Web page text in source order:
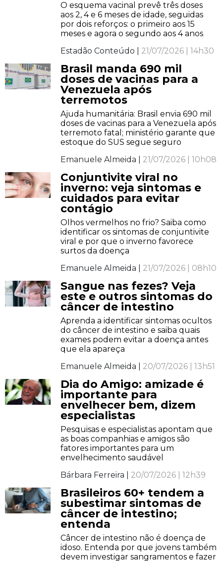
O esquema vacinal prevê três doses
aos 2, 4 e 6 meses de idade, seguidas
por dois reforços: o primeiro aos 15
meses e agora o segundo aos 4 anos
Estadão Conteúdo | 21/07/2026 | 14h30
Brasil manda 690 mil
doses de vacinas para a
Venezuela após
terremotos
Ajuda humanitária: Brasil envia 690 mil
doses de vacinas para a Venezuela após
terremoto fatal; ministério garante que
estoque do SUS segue seguro
Emanuele Almeida | 21/07/2026 | 10h08
Conjuntivite viral no
inverno: veja sintomas e
cuidados para evitar
contágio
Olhos vermelhos no frio? Saiba como
identificar os sintomas de conjuntivite
viral e por que o inverno favorece
surtos da doença
Emanuele Almeida | 21/07/2026 | 08h10
Sangue nas fezes? Veja
este e outros sintomas do
câncer de intestino
Aprenda a identificar sintomas ocultos
do câncer de intestino e saiba quais
exames podem evitar a doença antes
que ela apareça
Emanuele Almeida | 20/07/2026 | 13h51
Dia do Amigo: amizade é
importante para
envelhecer bem, dizem
especialistas
Pesquisas e especialistas apontam que
as boas companhias e amigos são
fatores importantes para um
envelhecimento saudável
Bárbara Ferreira | 20/07/2026 | 12h39
Brasileiros 60+ tendem a
subestimar sintomas de
câncer de intestino;
entenda
Câncer de intestino não é doença de
idoso. Entenda por que jovens também
devem investigar sangramentos e fazer